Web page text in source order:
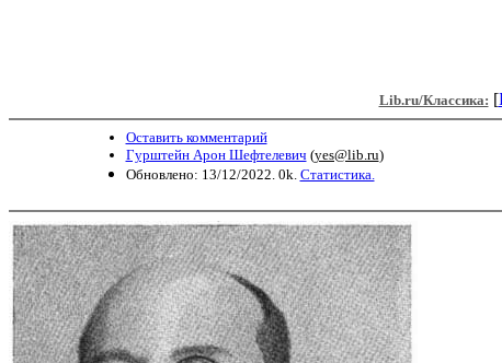
Lib.ru/Классика: [
Оставить комментарий
Гурштейн Арон Шефтелевич (yes@lib.ru)
Обновлено: 13/12/2022. 0k. Статистика.